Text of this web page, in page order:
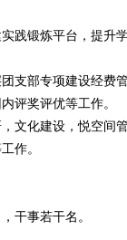
践锻炼平台，提升
支部专项建设经费
评奖评优等工作。
文化建设，悦空间
作。
干事若干名。